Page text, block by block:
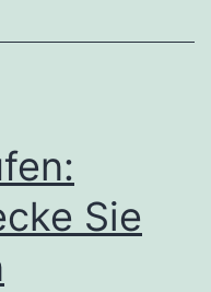
Sie